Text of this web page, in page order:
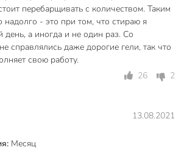
перебарщивать с количеством. Таким
надолго - это при том, что стираю я
день, а иногда и не один раз. Со
справлялись даже дорогие гели, так что
свою работу.
26
2
13.08.2021
Месяц